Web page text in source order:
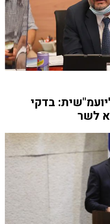
בדקי
לשר